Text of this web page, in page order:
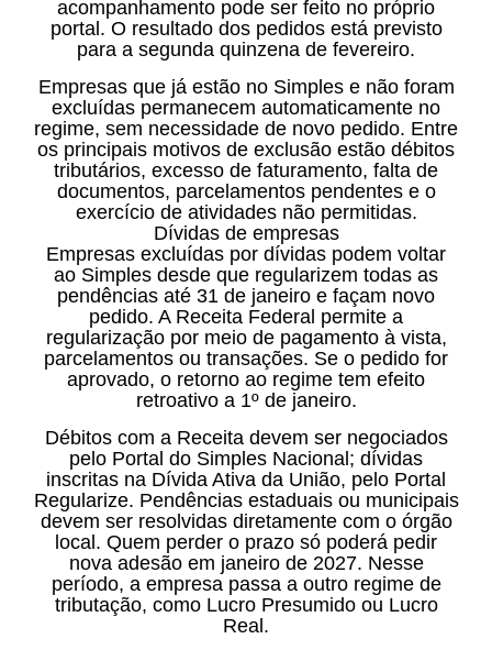
acompanhamento pode ser feito no próprio
portal. O resultado dos pedidos está previsto
para a segunda quinzena de fevereiro.
Empresas que já estão no Simples e não foram
excluídas permanecem automaticamente no
regime, sem necessidade de novo pedido. Entre
os principais motivos de exclusão estão débitos
tributários, excesso de faturamento, falta de
documentos, parcelamentos pendentes e o
exercício de atividades não permitidas.
Dívidas de empresas
Empresas excluídas por dívidas podem voltar
ao Simples desde que regularizem todas as
pendências até 31 de janeiro e façam novo
pedido. A Receita Federal permite a
regularização por meio de pagamento à vista,
parcelamentos ou transações. Se o pedido for
aprovado, o retorno ao regime tem efeito
retroativo a 1º de janeiro.
Débitos com a Receita devem ser negociados
pelo Portal do Simples Nacional; dívidas
inscritas na Dívida Ativa da União, pelo Portal
Regularize. Pendências estaduais ou municipais
devem ser resolvidas diretamente com o órgão
local. Quem perder o prazo só poderá pedir
nova adesão em janeiro de 2027. Nesse
período, a empresa passa a outro regime de
tributação, como Lucro Presumido ou Lucro
Real.